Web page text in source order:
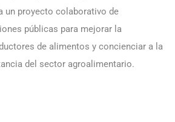
un proyecto colaborativo de
públicas para mejorar la
de alimentos y concienciar a la
del sector agroalimentario.